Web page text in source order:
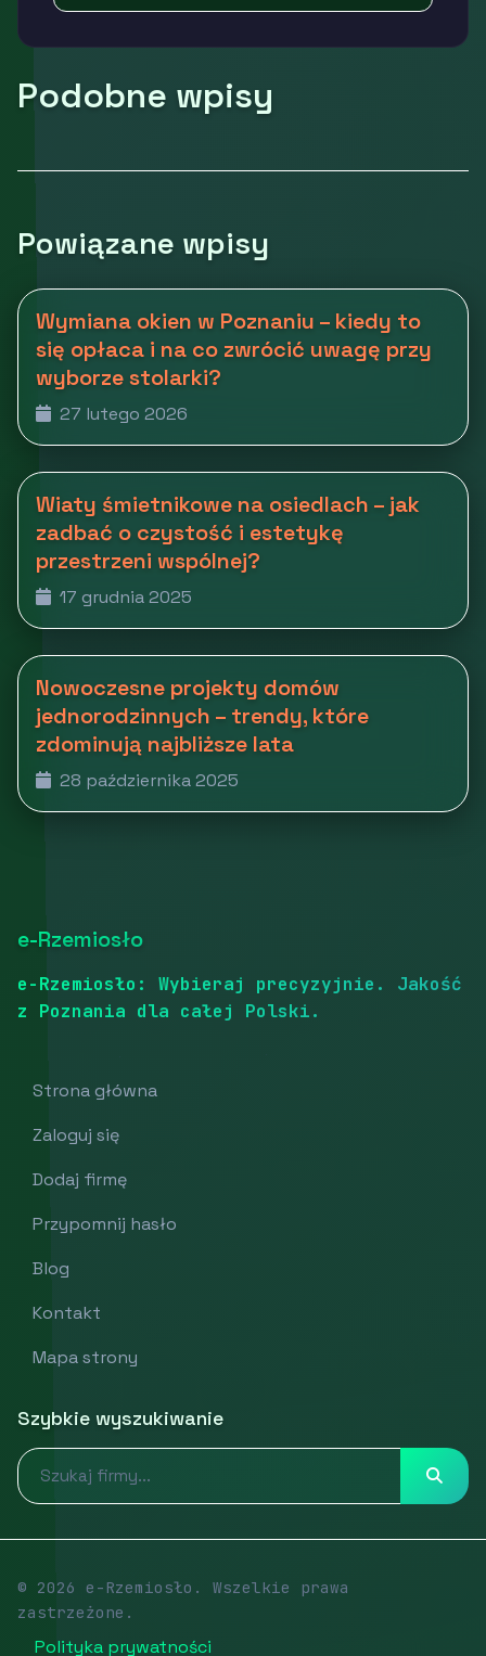
Podobne wpisy
Powiązane wpisy
Wymiana okien w Poznaniu – kiedy to
się opłaca i na co zwrócić uwagę przy
wyborze stolarki?
27 lutego 2026
Wiaty śmietnikowe na osiedlach – jak
zadbać o czystość i estetykę
przestrzeni wspólnej?
17 grudnia 2025
Nowoczesne projekty domów
jednorodzinnych – trendy, które
zdominują najbliższe lata
28 października 2025
e-Rzemiosło
e-Rzemiosło: Wybieraj precyzyjnie. Jakość
z Poznania dla całej Polski.
Strona główna
Zaloguj się
Dodaj firmę
Przypomnij hasło
Blog
Kontakt
Mapa strony
Szybkie wyszukiwanie
© 2026 e-Rzemiosło. Wszelkie prawa
zastrzeżone.
Polityka prywatności